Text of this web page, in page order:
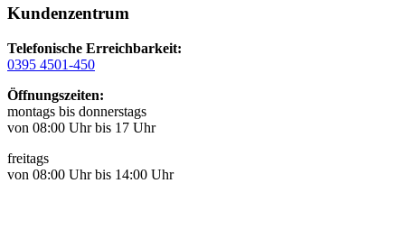
Kundenzentrum
Telefonische Erreichbarkeit:
0395 4501-450
Öffnungszeiten:
montags bis donnerstags
von 08:00 Uhr bis 17 Uhr
freitags
von 08:00 Uhr bis 14:00 Uhr